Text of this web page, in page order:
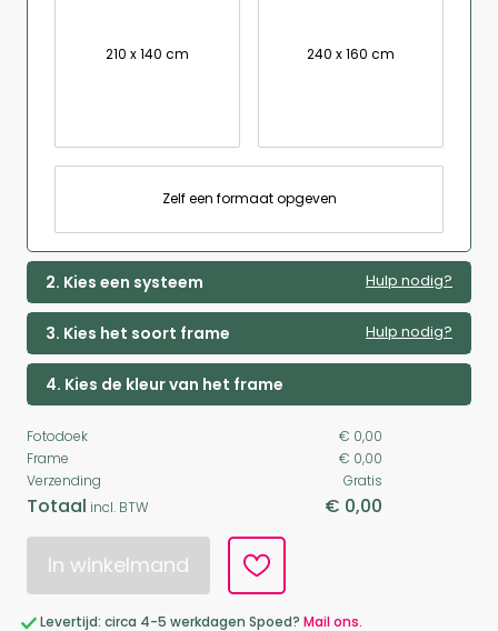
210 x 140 cm 240 x 160 cm
Zelf een formaat opgeven
2. Kies een systeem Hulp nodig?
3. Kies het soort frame Hulp nodig?
4. Kies de kleur van het frame
Fotodoek
€ 0,00
Frame
€ 0,00
Verzending
Gratis
Totaal incl. BTW € 0,00
In winkelmand
Levertijd: circa 4-5 werkdagen Spoed? Mail ons.